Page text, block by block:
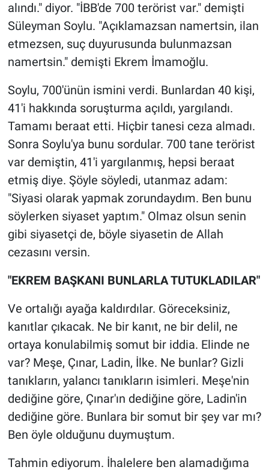
alındı." diyor. "İBB'de 700 terörist var." demişti
Süleyman Soylu. "Açıklamazsan namertsin, ilan
etmezsen, suç duyurusunda bulunmazsan
namertsin." demişti Ekrem İmamoğlu.
Soylu, 700'ünün ismini verdi. Bunlardan 40 kişi,
41'i hakkında soruşturma açıldı, yargılandı.
Tamamı beraat etti. Hiçbir tanesi ceza almadı.
Sonra Soylu'ya bunu sordular. 700 tane terörist
var demiştin, 41'i yargılanmış, hepsi beraat
etmiş diye. Şöyle söyledi, utanmaz adam:
"Siyasi olarak yapmak zorundaydım. Ben bunu
söylerken siyaset yaptım." Olmaz olsun senin
gibi siyasetçi de, böyle siyasetin de Allah
cezasını versin.
"EKREM BAŞKANI BUNLARLA TUTUKLADILAR"
Ve ortalığı ayağa kaldırdılar. Göreceksiniz,
kanıtlar çıkacak. Ne bir kanıt, ne bir delil, ne
ortaya konulabilmiş somut bir iddia. Elinde ne
var? Meşe, Çınar, Ladin, İlke. Ne bunlar? Gizli
tanıkların, yalancı tanıkların isimleri. Meşe'nin
dediğine göre, Çınar'ın dediğine göre, Ladin'in
dediğine göre. Bunlara bir somut bir şey var mı?
Ben öyle olduğunu duymuştum.
Tahmin ediyorum. İhalelere ben alamadığıma